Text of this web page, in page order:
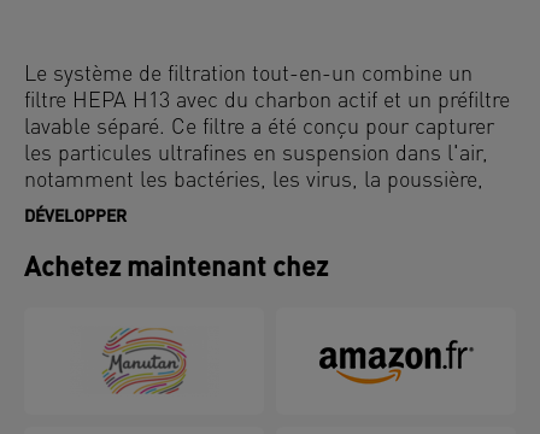
Le système de filtration tout-en-un combine un
filtre HEPA H13 avec du charbon actif et un préfiltre
lavable séparé. Ce filtre a été conçu pour capturer
les particules ultrafines en suspension dans l'air,
notamment les bactéries, les virus, la poussière,
les allergènes, les squames d'animaux, les
odorants.
DÉVELOPPER
Achetez maintenant chez